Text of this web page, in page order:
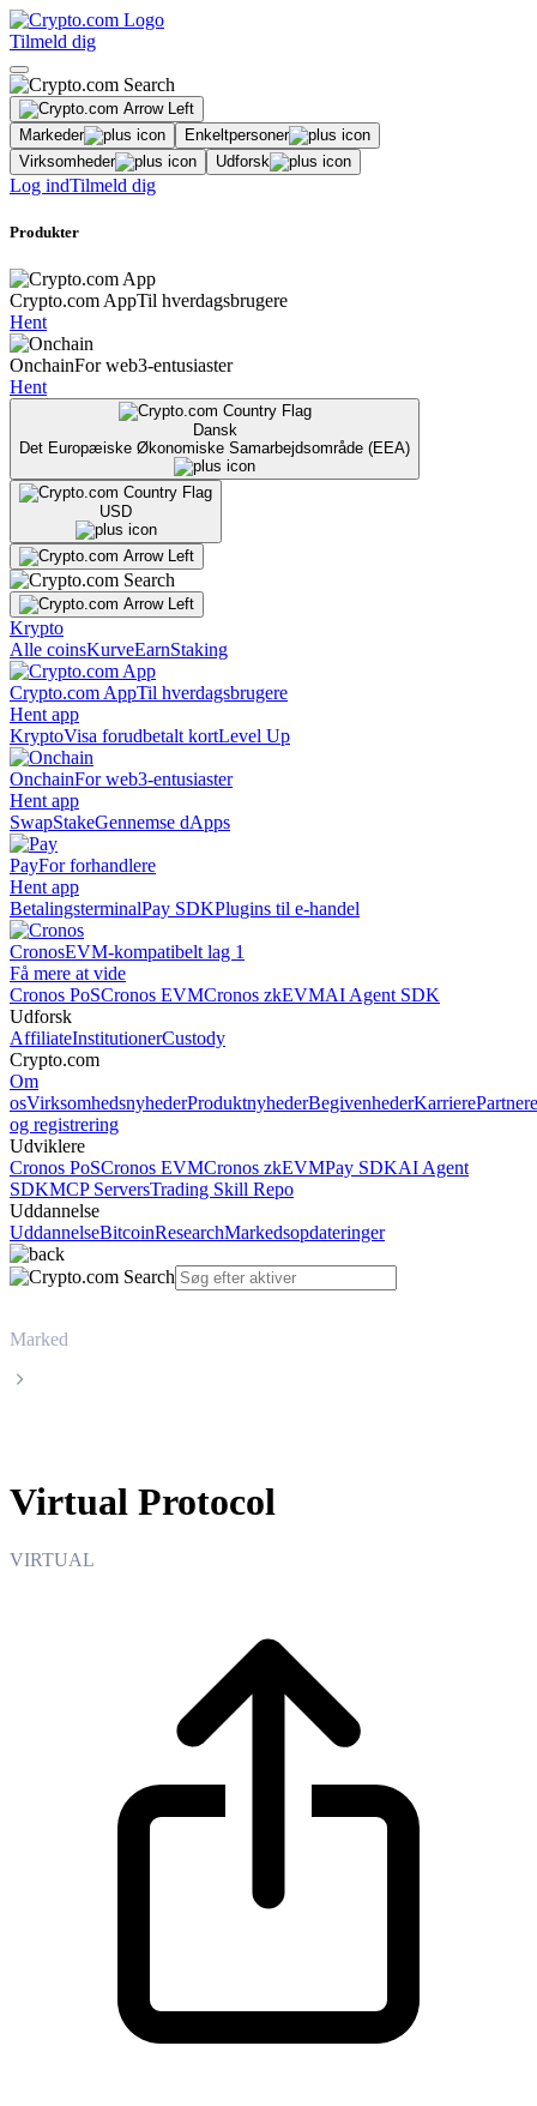
Tilmeld dig
Markeder
Enkeltpersoner
Virksomheder
Udforsk
Log indTilmeld dig
Produkter
Crypto.com AppTil hverdagsbrugere
Hent
OnchainFor web3-entusiaster
Hent
Dansk
Det Europæiske Økonomiske Samarbejdsområde (EEA)
USD
Krypto
Alle coinsKurveEarnStaking
Crypto.com AppTil hverdagsbrugere
Hent app
KryptoVisa forudbetalt kortLevel Up
OnchainFor web3-entusiaster
Hent app
SwapStakeGennemse dApps
PayFor forhandlere
Hent app
BetalingsterminalPay SDKPlugins til e-handel
CronosEVM-kompatibelt lag 1
Få mere at vide
Cronos PoSCronos EVMCronos zkEVMAI Agent SDK
Udforsk
AffiliateInstitutionerCustody
Crypto.com
Om
osVirksomhedsnyhederProduktnyhederBegivenhederKarrierePartnere
og registrering
Udviklere
Cronos PoSCronos EVMCronos zkEVMPay SDKAI Agent
SDKMCP ServersTrading Skill Repo
Uddannelse
UddannelseBitcoinResearchMarkedsopdateringer
Marked
Virtual Protocol
VIRTUAL